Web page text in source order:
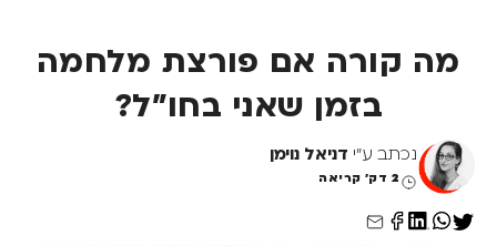
מה קורה אם פורצת מלחמה
בזמן שאני בחו"ל?
נכתב ע"י דניאל נוימן
2 דק' קריאה